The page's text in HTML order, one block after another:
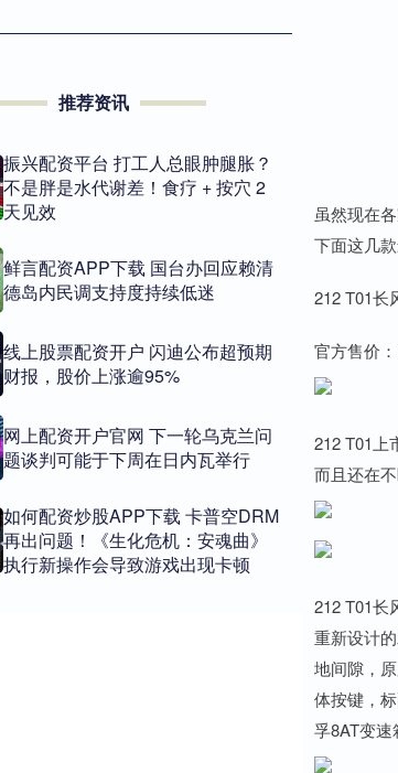
虽然现在
下面这几款
212 T01长
官方售价
212 T01上
而且还在
212 T01长
重新设计
地间隙，
体按键，
孚8AT变速
推荐资讯
振兴配资平台 打工人总眼肿腿胀？
不是胖是水代谢差！食疗 + 按穴 2
天见效
鲜言配资APP下载 国台办回应赖清
德岛内民调支持度持续低迷
线上股票配资开户 闪迪公布超预期
财报，股价上涨逾95%
网上配资开户官网 下一轮乌克兰问
题谈判可能于下周在日内瓦举行
如何配资炒股APP下载 卡普空DRM
再出问题！《生化危机：安魂曲》
执行新操作会导致游戏出现卡顿